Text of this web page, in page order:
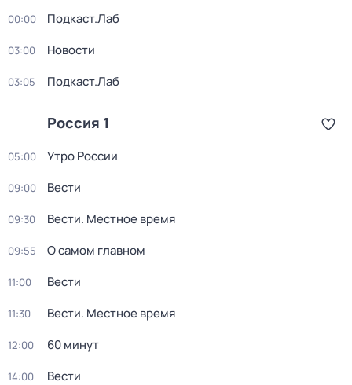
00:00 Подкаст.Лаб
03:00 Новости
03:05 Подкаст.Лаб
Россия 1
05:00 Утро России
09:00 Вести
09:30 Вести. Местное время
09:55 О самом главном
11:00 Вести
11:30 Вести. Местное время
12:00 60 минут
14:00 Вести